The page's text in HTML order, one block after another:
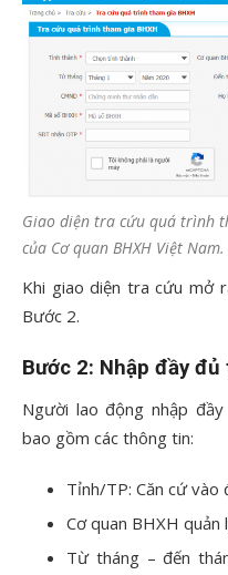
Giao diện tra cứu quá trình
của Cơ quan BHXH Việt Nam.
Khi giao diện tra cứu mở
Bước 2.
Bước 2: Nhập đầy
Người lao động nhập
bao gồm các thông tin:
Tỉnh/TP: Căn cứ vào
Cơ quan BHXH quản
Từ tháng – đến